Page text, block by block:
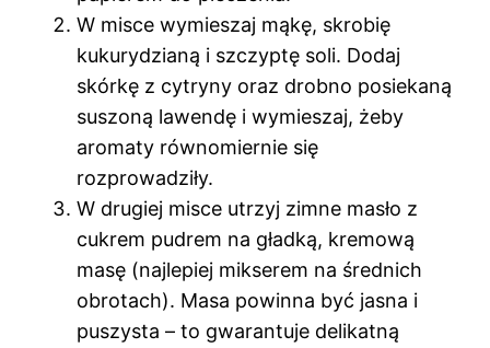
W misce wymieszaj mąkę, skrobię
kukurydzianą i szczyptę soli. Dodaj
skórkę z cytryny oraz drobno posiekaną
suszoną lawendę i wymieszaj, żeby
aromaty równomiernie się
rozprowadziły.
W drugiej misce utrzyj zimne masło z
cukrem pudrem na gładką, kremową
masę (najlepiej mikserem na średnich
obrotach). Masa powinna być jasna i
puszysta – to gwarantuje delikatną